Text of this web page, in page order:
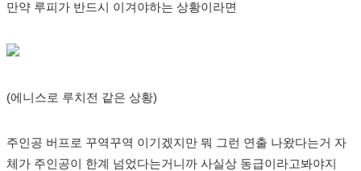
만약 루피가 반드시 이겨야하는 상황이라면
(에니스로 루치전 같은 상황)
주인공 버프로 꾸역꾸역 이기겠지만 뭐 그런 연출 나왔다는거 자
체가 주인공이 한계 넘었다는거니까 사실상 동급이라고봐야지